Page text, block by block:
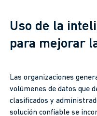
Uso de la
para mejorar
Las organizaciones
volúmenes de datos que
clasificados y
solución confiable se